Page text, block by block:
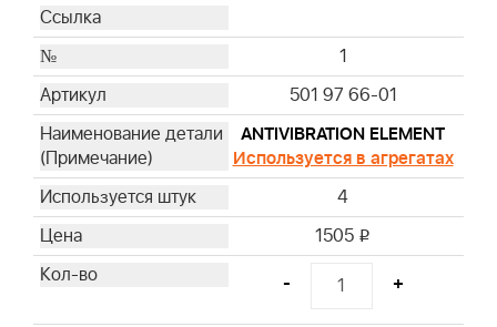
1
501 97 66-01
ANTIVIBRATION ELEMENT
Используется в агрегатах
4
1505 i
- +